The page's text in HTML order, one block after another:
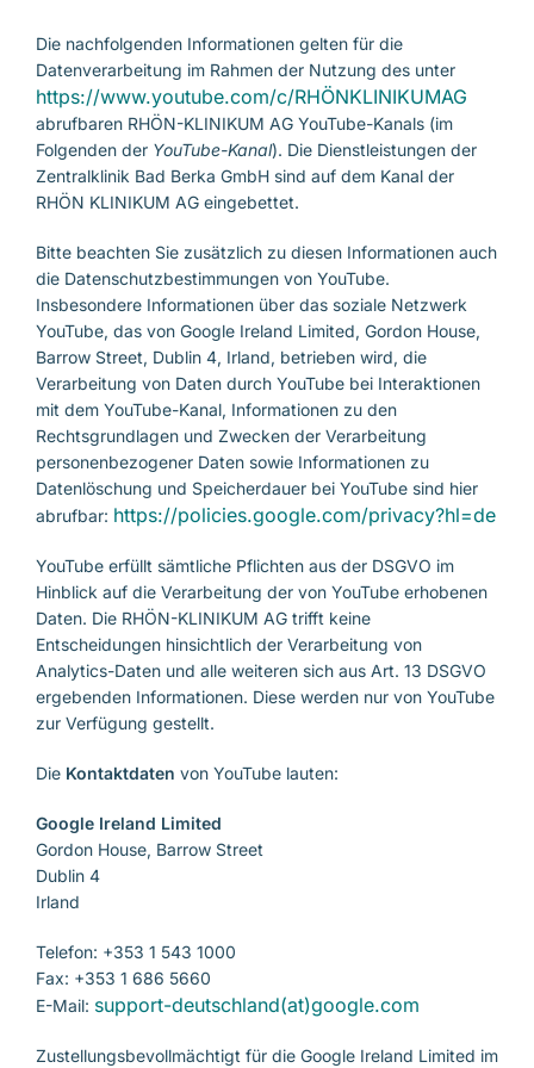
Datenschutzerklärung Livestreaming
Datenschutzerklärung Online-Terminvereinbarung
Datenschutzerklärung Videosprechstunde
Die nachfolgenden Informationen gelten für die
Datenverarbeitung im Rahmen der Nutzung des unter
https://www.youtube.com/c/RHÖNKLINIKUMAG
abrufbaren RHÖN-KLINIKUM AG YouTube-Kanals (im
Folgenden der YouTube-Kanal). Die Dienstleistungen der
Zentralklinik Bad Berka GmbH sind auf dem Kanal der
RHÖN KLINIKUM AG eingebettet.
Bitte beachten Sie zusätzlich zu diesen Informationen auch
die Datenschutzbestimmungen von YouTube.
Insbesondere Informationen über das soziale Netzwerk
YouTube, das von Google Ireland Limited, Gordon House,
Barrow Street, Dublin 4, Irland, betrieben wird, die
Verarbeitung von Daten durch YouTube bei Interaktionen
mit dem YouTube-Kanal, Informationen zu den
Rechtsgrundlagen und Zwecken der Verarbeitung
personenbezogener Daten sowie Informationen zu
Datenlöschung und Speicherdauer bei YouTube sind hier
abrufbar: https://policies.google.com/privacy?hl=de
YouTube erfüllt sämtliche Pflichten aus der DSGVO im
Hinblick auf die Verarbeitung der von YouTube erhobenen
Daten. Die RHÖN-KLINIKUM AG trifft keine
Entscheidungen hinsichtlich der Verarbeitung von
Analytics-Daten und alle weiteren sich aus Art. 13 DSGVO
ergebenden Informationen. Diese werden nur von YouTube
zur Verfügung gestellt.
Die Kontaktdaten von YouTube lauten:
Google Ireland Limited
Gordon House, Barrow Street
Dublin 4
Irland
Telefon: +353 1 543 1000
Fax: +353 1 686 5660
E-Mail: support-deutschland(at)google.com
Zustellungsbevollmächtigt für die Google Ireland Limited im